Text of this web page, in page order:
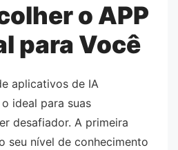
o APP
para Você
aplicativos de IA
ideal para suas
desafiador. A primeira
seu nível de conhecimento